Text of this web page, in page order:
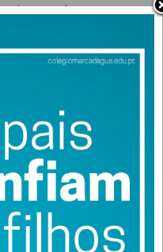
e pelo
desta
integrado e
através das
e da
e Turismo, pela
trabalho de
e
para a